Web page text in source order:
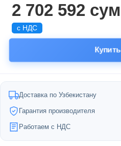
2 702 592 сум
с НДС
Купить
Доставка по Узбекистану
Гарантия производителя
Работаем с НДС